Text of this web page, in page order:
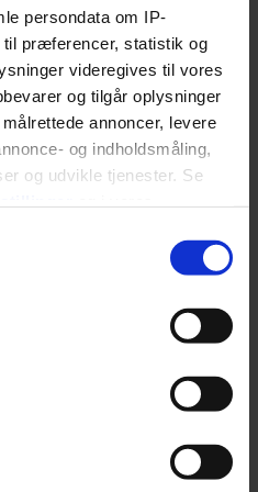
persondata om IP-
præferencer, statistik og
videregives til vores
og tilgår oplysninger
annoncer, levere
og indholdsmåling,
og udvikle tjenester. Se
fra vores
at trykke på "Privacy
relevant journalistisk
stjernen
i
er kørt galt i en taxa i
den engelske